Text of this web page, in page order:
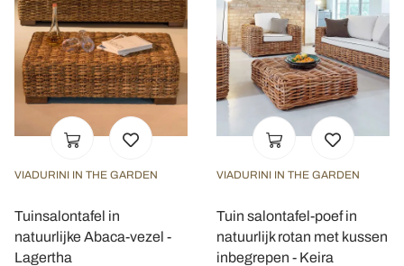
VIADURINI IN THE GARDEN
Tuinsalontafel in
natuurlijke Abaca-vezel -
Lagertha
VIADURINI IN THE GARDEN
Tuin salontafel-poef in
natuurlijk rotan met kussen
inbegrepen - Keira